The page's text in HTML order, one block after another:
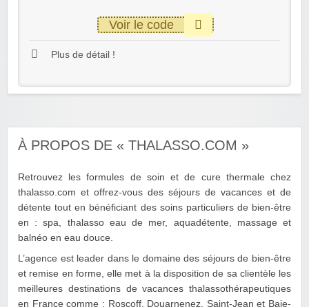
Voir le code
Plus de détail !
À PROPOS DE « THALASSO.COM »
Retrouvez les formules de soin et de cure thermale chez
thalasso.com et offrez-vous des séjours de vacances et de
détente tout en bénéficiant des soins particuliers de bien-être
en : spa, thalasso eau de mer, aquadétente, massage et
balnéo en eau douce.
L’agence est leader dans le domaine des séjours de bien-être
et remise en forme, elle met à la disposition de sa clientèle les
meilleures destinations de vacances thalassothérapeutiques
en France comme : Roscoff, Douarnenez, Saint-Jean et Baie-